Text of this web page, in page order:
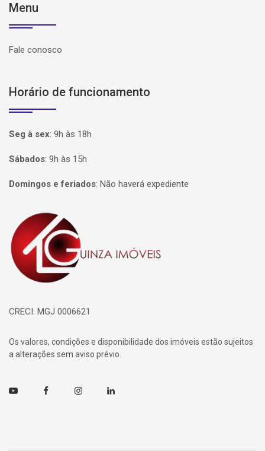
Menu
Fale conosco
Horário de funcionamento
Seg à sex: 9h às 18h
Sábados: 9h às 15h
Domingos e feriados: Não haverá expediente
Página inicial
CRECI: MGJ 0006621
Os valores, condições e disponibilidade dos imóveis estão sujeitos
a alterações sem aviso prévio.
Youtube FacebookInstagramLinkedin